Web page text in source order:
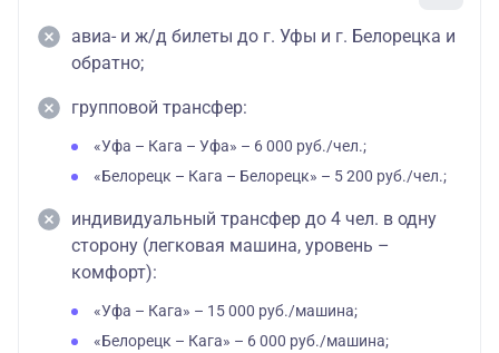
авиа- и ж/д билеты до г. Уфы и г. Белорецка и
обратно;
групповой трансфер:
«Уфа – Кага – Уфа» – 6 000 руб./чел.;
«Белорецк – Кага – Белорецк» – 5 200 руб./чел.;
индивидуальный трансфер до 4 чел. в одну
сторону (легковая машина, уровень –
комфорт):
«Уфа – Кага» – 15 000 руб./машина;
«Белорецк – Кага» – 6 000 руб./машина;